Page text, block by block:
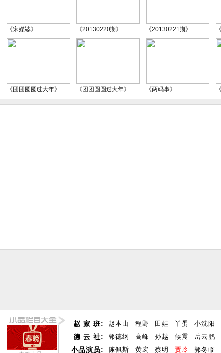
《宋媒婆》 《20130220期》 《20130221期》
《团团圆圆过大年》 《团团圆圆过大年》 《两码事》
赵 家 班:
德 云 社:
小品演员:
赵本山 程野 田娃 丫蛋
小沈阳
郭德纲
高峰 孙越 候震
岳云鹏
陈佩斯
黄宏 蔡明 贾玲 郭冬临